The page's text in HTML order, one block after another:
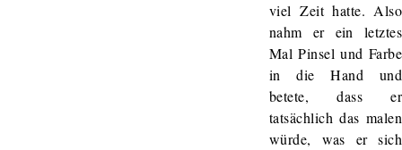
viel Zeit hatte. Also
nahm er ein letztes
Mal Pinsel und Farbe
in die Hand und
betete, dass er
tatsächlich das malen
würde, was er sich